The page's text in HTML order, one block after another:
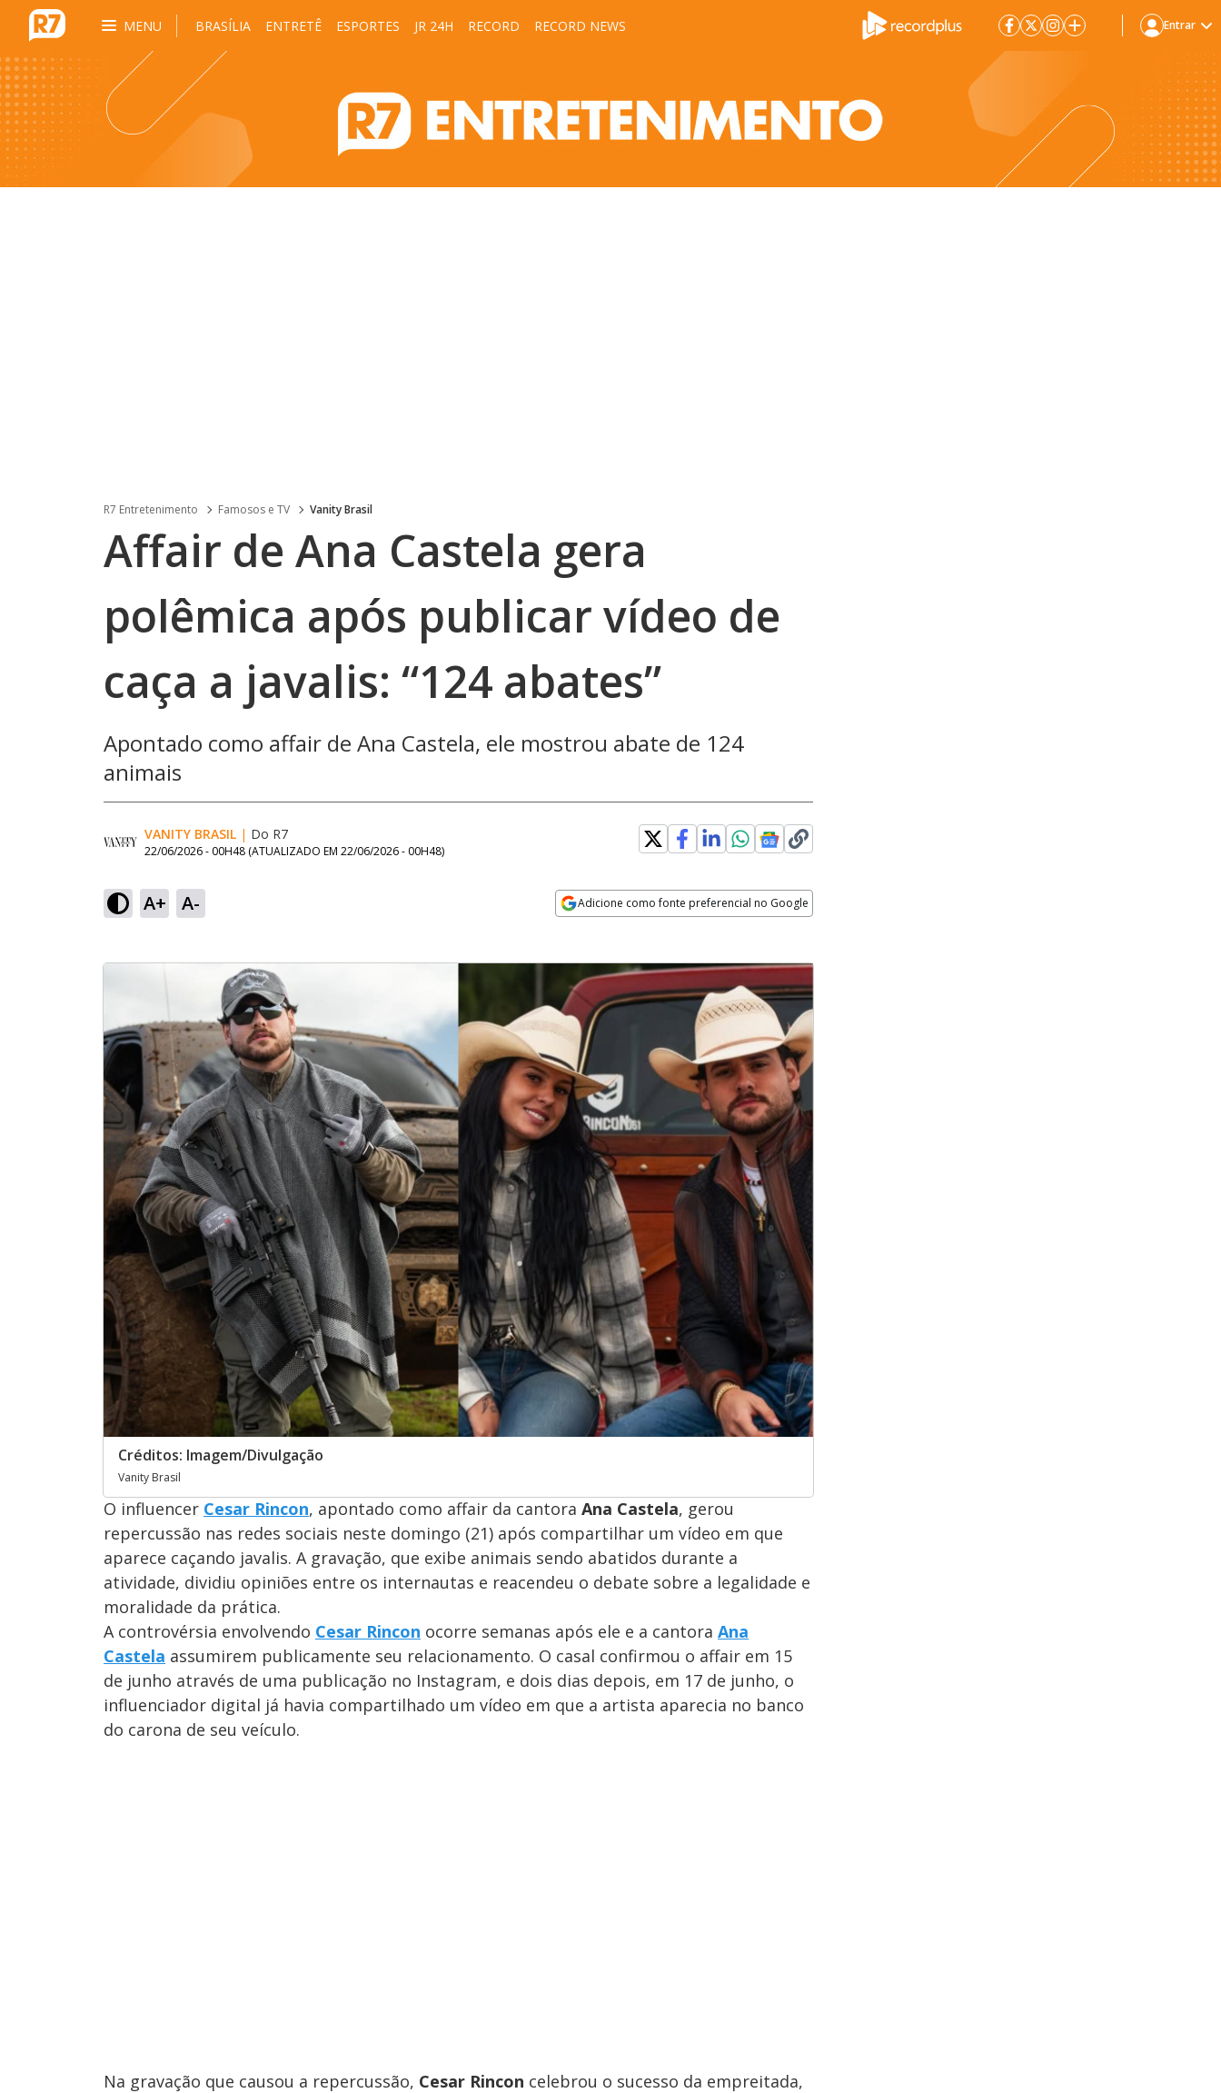
MENU BRASÍLIA ENTRETÊ ESPORTES JR 24H RECORD RECORD NEWS Entrar
R7 Entretenimento Famosos e TV Vanity Brasil
Affair de Ana Castela gera
polêmica após publicar vídeo de
caça a javalis: “124 abates”
Apontado como affair de Ana Castela, ele mostrou abate de 124
animais
VANITY BRASIL | Do R7
22/06/2026 - 00H48 (ATUALIZADO EM 22/06/2026 - 00H48)
A+ A- Adicione como fonte preferencial no Google
Créditos: Imagem/Divulgação
Vanity Brasil
O influencer Cesar Rincon, apontado como affair da cantora Ana Castela, gerou
repercussão nas redes sociais neste domingo (21) após compartilhar um vídeo em que
aparece caçando javalis. A gravação, que exibe animais sendo abatidos durante a
atividade, dividiu opiniões entre os internautas e reacendeu o debate sobre a legalidade e
moralidade da prática.
A controvérsia envolvendo Cesar Rincon ocorre semanas após ele e a cantora Ana
Castela assumirem publicamente seu relacionamento. O casal confirmou o affair em 15
de junho através de uma publicação no Instagram, e dois dias depois, em 17 de junho, o
influenciador digital já havia compartilhado um vídeo em que a artista aparecia no banco
do carona de seu veículo.
Na gravação que causou a repercussão, Cesar Rincon celebrou o sucesso da empreitada,